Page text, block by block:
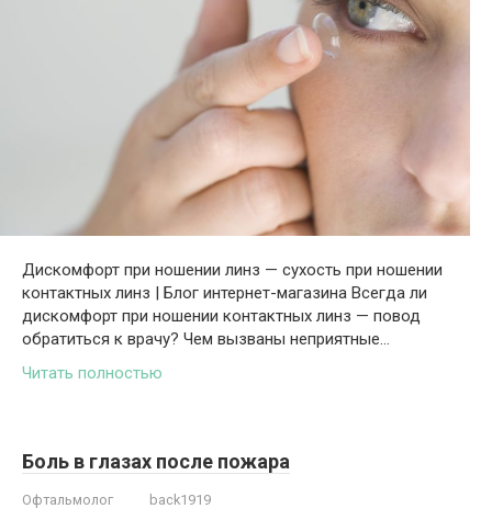
Дискомфорт при ношении линз — сухость при ношении
контактных линз | Блог интернет-магазина Всегда ли
дискомфорт при ношении контактных линз — повод
обратиться к врачу? Чем вызваны неприятные…
Читать полностью
Боль в глазах после пожара
Офтальмолог back1919